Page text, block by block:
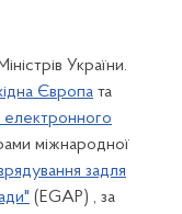
України.
Європа та
електронного
міжнародної
задля
(EGAP) , за